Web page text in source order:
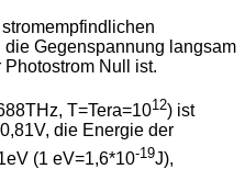
Gegenspannung langsam
Null ist.
T=Tera=1012) ist
die Energie der
(1 eV=1,6*10-19J),